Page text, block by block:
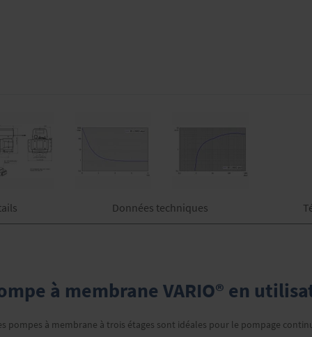
Données techniques
à membrane VARIO® en
pompes à membrane à trois étages sont idéales pour le pompage